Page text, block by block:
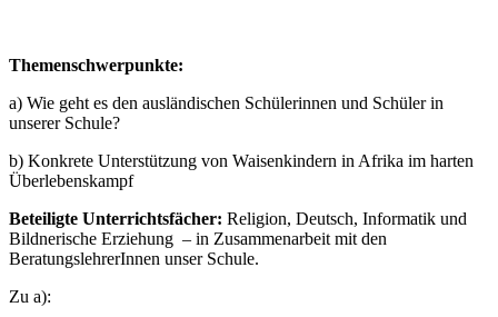
Themenschwerpunkte:
a) Wie geht es den ausländischen Schülerinnen und Schüler in
unserer Schule?
b) Konkrete Unterstützung von Waisenkindern in Afrika im harten
Überlebenskampf
Beteiligte Unterrichtsfächer: Religion, Deutsch, Informatik und
Bildnerische Erziehung – in Zusammenarbeit mit den
BeratungslehrerInnen unser Schule.
Zu a):